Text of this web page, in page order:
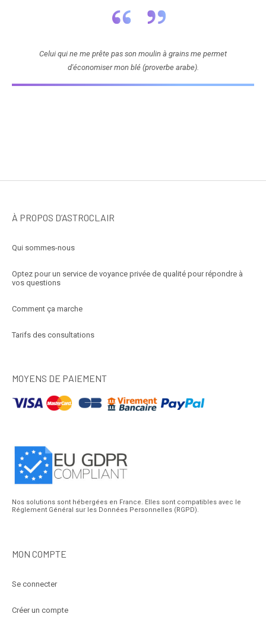
Celui qui ne me prête pas son moulin à grains me permet
d'économiser mon blé (proverbe arabe).
À PROPOS D’ASTROCLAIR
Qui sommes-nous
Optez pour un service de voyance privée de qualité pour répondre à
vos questions
Comment ça marche
Tarifs des consultations
MOYENS DE PAIEMENT
Nos solutions sont hébergées en France. Elles sont compatibles avec le
Réglement Général sur les Données Personnelles (RGPD).
MON COMPTE
Se connecter
Créer un compte